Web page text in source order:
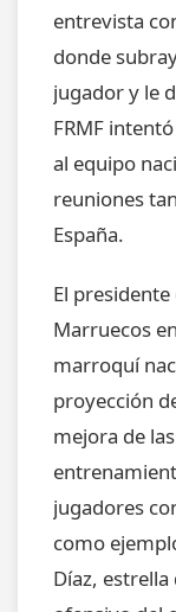
entrevista
donde
jugador y le
FRMF
al equipo
reuniones
España.
El
Marruecos
marroquí
proyección
mejora de
jugadores
como
Díaz,